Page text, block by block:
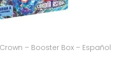
– Booster Box – Español